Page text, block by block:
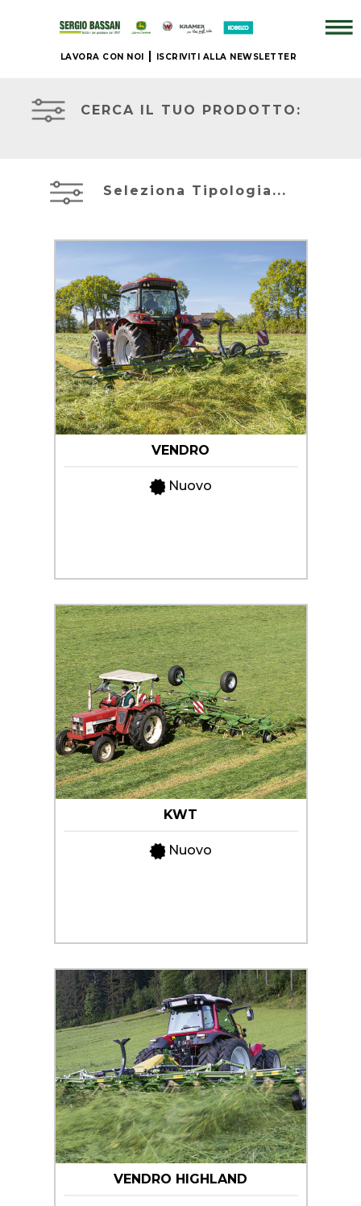
LAVORA CON NOI ISCRIVITI ALLA NEWSLETTER
NUOVO
NOSTRO
USATO
NOLEGGIO
NEWS
CONTATTI
CERCA IL TUO PRODOTTO:
Seleziona Tipologia...
VENDRO
Nuovo
KWT
Nuovo
VENDRO HIGHLAND
ATTREZZATURE
CONSEGNA
MIETITREBBIE
TRINCE
SEMOVENTI
TELESCOPICI
MACCHINE
MOVIMENTO
TERRA
MANUTENZIONE
DEL
VERDE
LAVORAZIONE
DELLE
CULTURE